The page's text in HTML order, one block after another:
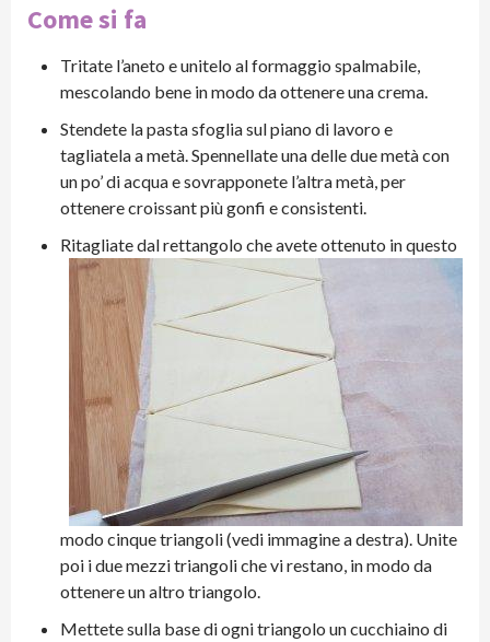
Come si fa
Tritate l’aneto e unitelo al formaggio spalmabile,
mescolando bene in modo da ottenere una crema.
Stendete la pasta sfoglia sul piano di lavoro e
tagliatela a metà. Spennellate una delle due metà con
un po’ di acqua e sovrapponete l’altra metà, per
ottenere croissant più gonfi e consistenti.
Ritagliate dal rettangolo che avete ottenuto in questo
modo cinque triangoli (vedi immagine a destra). Unite
poi i due mezzi triangoli che vi restano, in modo da
ottenere un altro triangolo.
Mettete sulla base di ogni triangolo un cucchiaino di